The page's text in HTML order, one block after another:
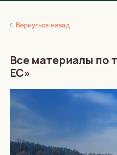
Вернуться назад
Все материалы по
ЕС»